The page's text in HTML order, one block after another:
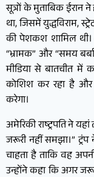
सूत्रों के मुताबिक ईरान
था, जिसमें युद्धविराम,
की पेशकश शामिल थी।
“भ्रामक” और “समय
मीडिया से बातचीत में
कोशिश कर रहा है और
करेगा।
अमेरिकी राष्ट्रपति ने
जरूरी नहीं समझा।”
चाहता है ताकि वह
उन्होंने कहा कि अगर